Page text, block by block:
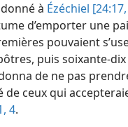
à Ézéchiel [24:17,
d’emporter une
pouvaient
puis soixante-
de ne pas
de ceux qui
4.